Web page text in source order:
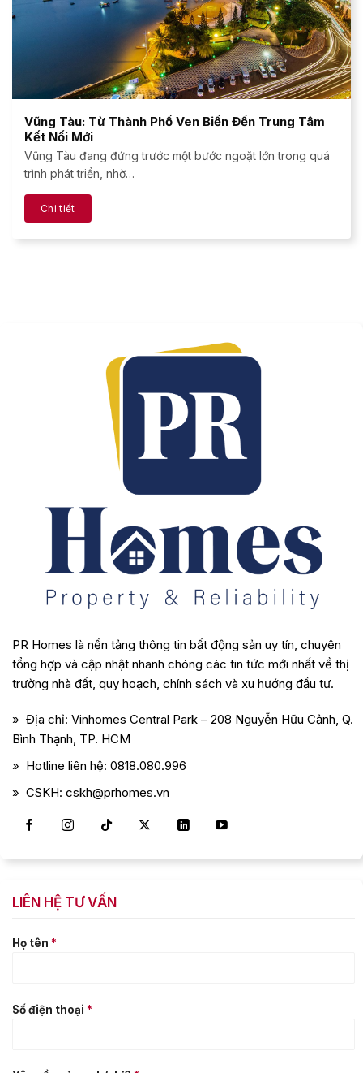
Vũng Tàu: Từ Thành Phố Ven Biển Đến Trung Tâm
Kết Nối Mới
Vũng Tàu đang đứng trước một bước ngoặt lớn trong quá
trình phát triển, nhờ…
Chi tiết
PR Homes là nền tảng thông tin bất động sản uy tín, chuyên
tổng hợp và cập nhật nhanh chóng các tin tức mới nhất về thị
trường nhà đất, quy hoạch, chính sách và xu hướng đầu tư.
» Địa chỉ: Vinhomes Central Park – 208 Nguyễn Hữu Cảnh, Q.
Bình Thạnh, TP. HCM
» Hotline liên hệ: 0818.080.996
» CSKH: cskh@prhomes.vn
LIÊN HỆ TƯ VẤN
Họ tên *
Số điện thoại *